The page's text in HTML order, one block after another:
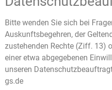
Bitte wenden Sie sich bei
Auskunftsbegehren, der
zustehenden Rechte (Ziff. 13)
einer etwa abgegebenen
unseren
gs.de